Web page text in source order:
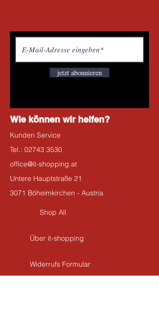
jetzt abonnieren
Wie können wir helfen?
Kunden Service
Tel.: 02743 3530
office@it-shopping.at
Untere Hauptstraße 21
3071 Böheimkirchen - Austria
Shop All
Über it-shopping
Widerrufs Formular